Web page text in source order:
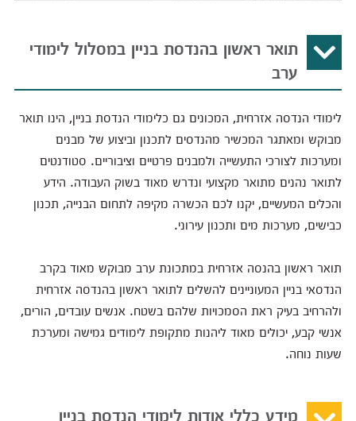
תואר ראשון בהנדסת בניין במסלול לימודי
ערב
לימודי הנדסה אזרחית, המכונים גם כלימודי הנדסת בניין, הינו תואר
מבוקש ומאתגר המכשיר מהנדסים לתכנון וביצוע של מבנים
ומערכות לצורכי התעשייה ולמבנים פרטיים וציבוריים. סטודנטים
לתואר נהנים מתואר מקצועי ונדרש מאוד בשוק העבודה. הידע
והכלים המעשיים, יקנו לכם הכשרה מקיפה לתחום הבנייה, תכנון
כבישים, מערכות מים ותכנון עירוני.
תואר ראשון בהנסה אזרחית במתכונת ערב מבוקש מאוד בקרב
הנדסאי בניין המעוניינים להשלים לתואר ראשון בהנדסה אזרחית
ולהרחיב בעיק ראת הסמכויות שלהם בשטח. אנשים עובדים, הורים,
אנשי קבע, יכולים מאוד ליהנות מתקופת לימודים גמישה ומערכת
שעות נוחה.
מידע כללי אודות לימודי הנדסת בניין